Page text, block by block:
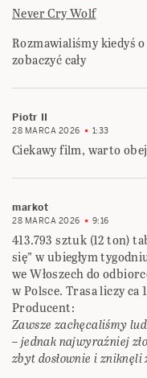
Never Cry Wolf
Rozmawialiśmy kiedyś
zobaczyć cały
Piotr II
28 MARCA 2026 1:33
Ciekawy film, warto
markot
28 MARCA 2026 9:16
413.793 sztuk (12 ton)
się” w ubiegłym
we Włoszech do
w Polsce. Trasa liczy ca
Producent:
Zawsze zachęcaliśmy
– jednak najwyraźniej
zbyt dosłownie i zniknęli